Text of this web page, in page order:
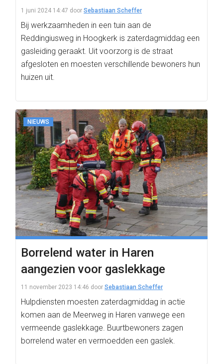
1 juni 2024 14:47 door Sebastiaan Scheffer
Bij werkzaamheden in een tuin aan de
Reddingiusweg in Hoogkerk is zaterdagmiddag een
gasleiding geraakt. Uit voorzorg is de straat
afgesloten en moesten verschillende bewoners hun
huizen uit.
NIEUWS
Borrelend water in Haren
aangezien voor gaslekkage
11 november 2023 14:46 door Sebastiaan Scheffer
Hulpdiensten moesten zaterdagmiddag in actie
komen aan de Meerweg in Haren vanwege een
vermeende gaslekkage. Buurtbewoners zagen
borrelend water en vermoedden een gaslek.